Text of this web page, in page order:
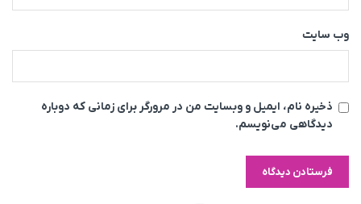
وب‌ سایت
ذخیره نام، ایمیل و وبسایت من در مرورگر برای زمانی که دوباره
دیدگاهی می‌نویسم.